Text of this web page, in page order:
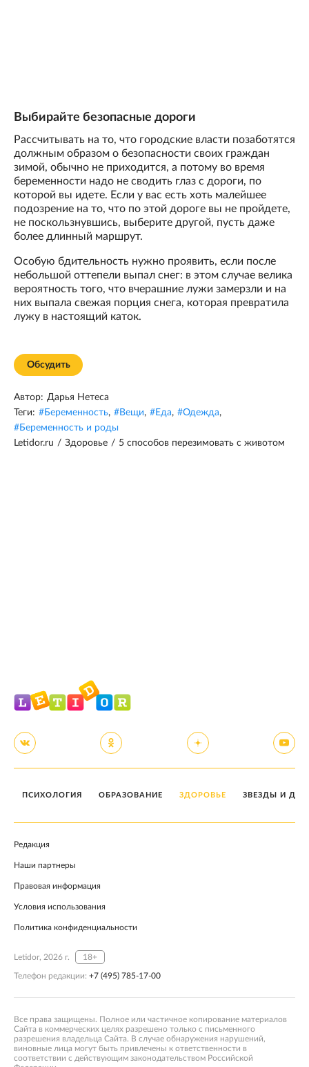
Выбирайте безопасные дороги
Рассчитывать на то, что городские власти позаботятся
должным образом о безопасности своих граждан
зимой, обычно не приходится, а потому во время
беременности надо не сводить глаз с дороги, по
которой вы идете. Если у вас есть хоть малейшее
подозрение на то, что по этой дороге вы не пройдете,
не поскользнувшись, выберите другой, пусть даже
более длинный маршрут.
Особую бдительность нужно проявить, если после
небольшой оттепели выпал снег: в этом случае велика
вероятность того, что вчерашние лужи замерзли и на
них выпала свежая порция снега, которая превратила
лужу в настоящий каток.
Обсудить
Автор: Дарья Нетеса
Теги: #Беременность, #Вещи, #Еда, #Одежда,
#Беременность и роды
Letidor.ru / Здоровье / 5 способов перезимовать с животом
ПСИХОЛОГИЯ ОБРАЗОВАНИЕ ЗДОРОВЬЕ ЗВЕЗДЫ И
Редакция
Наши партнеры
Правовая информация
Условия использования
Политика конфиденциальности
Letidor, 2026 г. 18+
Телефон редакции: +7 (495) 785-17-00
Все права защищены. Полное или частичное копирование материалов
Сайта в коммерческих целях разрешено только с письменного
разрешения владельца Сайта. В случае обнаружения нарушений,
виновные лица могут быть привлечены к ответственности в
соответствии с действующим законодательством Российской